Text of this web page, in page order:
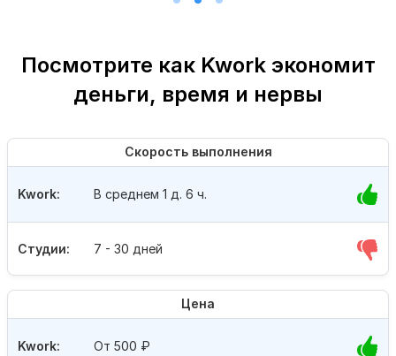
Посмотрите как Kwork экономит
деньги, время и нервы
Скорость выполнения
Студии: 7 - 30 дней
Kwork: В среднем 1 д. 6 ч.
Цена
Kwork: От 500 ₽